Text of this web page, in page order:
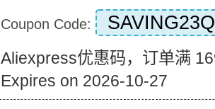
Coupon Code: SAVING23Q
Aliexpress优惠码，订单满
Expires on 2026-10-27